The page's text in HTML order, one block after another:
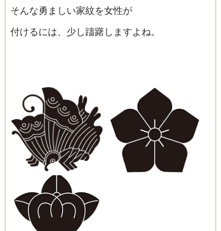
そんな勇ましい家紋を女性が
付けるには、少し躊躇しますよね。